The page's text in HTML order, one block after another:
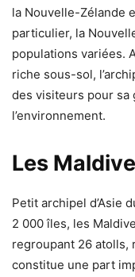
la Nouvelle-Zélande
particulier, la
populations variées.
riche sous-sol,
des visiteurs pour sa
l’environnement.
Les
Petit archipel d’Asie
2 000 îles, les
regroupant 26 atolls,
constitue une part